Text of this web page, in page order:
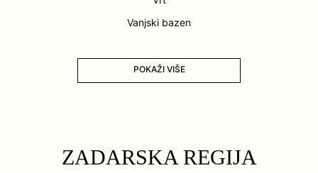
Vanjski bazen
POKAŽI VIŠE
ZADARSKA REGIJA